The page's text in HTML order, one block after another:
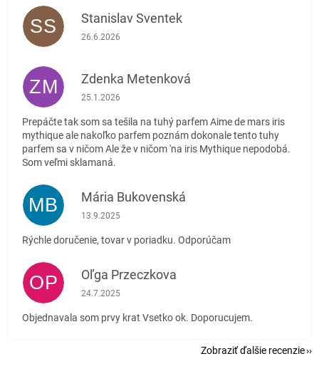
SS Stanislav Sventek
Hodnotenie obchodu je 5 z 5 hviezdičiek.
26.6.2026
ZM Zdenka Metenková
Hodnotenie obchodu je 1 z 5 hviezdičiek.
25.1.2026
Prepáčte tak som sa tešila na tuhý parfem Aime de mars iris
mythique ale nakoľko parfem poznám dokonale tento tuhy
parfem sa v ničom Ale že v ničom 'na iris Mythique nepodobá.
Som veľmi sklamaná.
MB Mária Bukovenská
Hodnotenie obchodu je 5 z 5 hviezdičiek.
13.9.2025
Rýchle doručenie, tovar v poriadku. Odporúčam
OP Oľga Przeczkova
Hodnotenie obchodu je 5 z 5 hviezdičiek.
24.7.2025
Objednavala som prvy krat Vsetko ok. Doporucujem.
Zobraziť ďalšie recenzie